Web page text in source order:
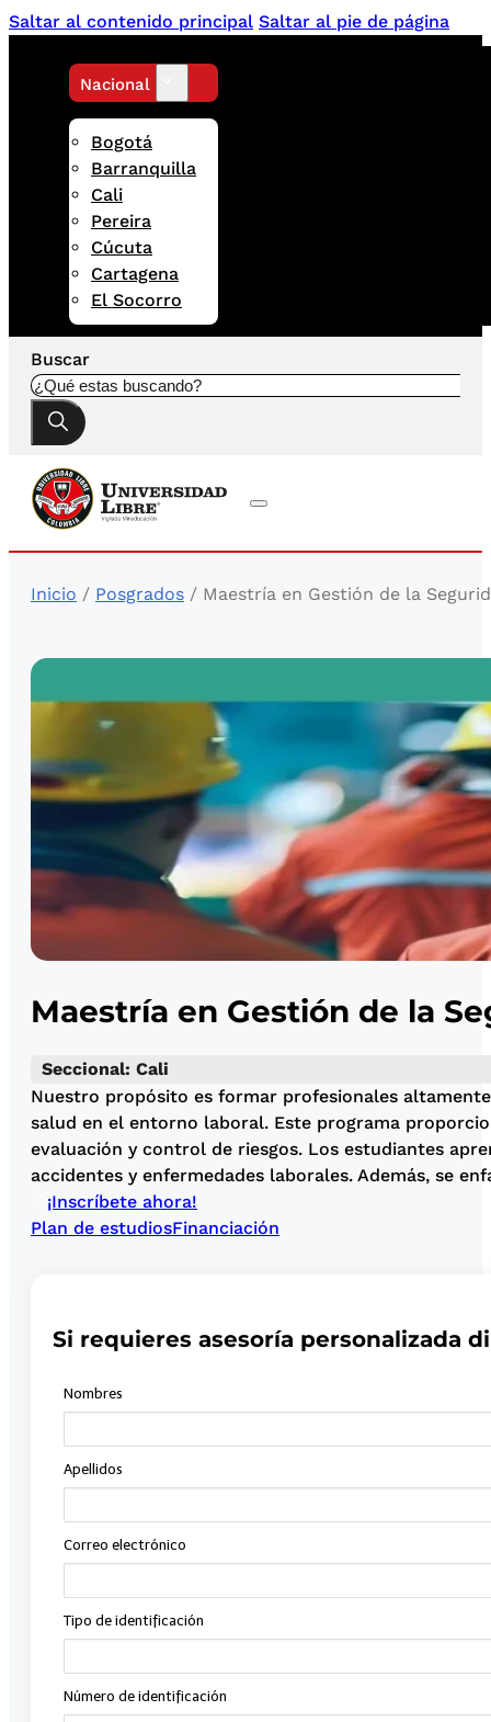
Saltar al contenido principal Saltar al pie de página
Nacional
Bogotá
Barranquilla
Cali
Pereira
Cúcuta
Cartagena
El Socorro
Buscar
Inicio / Posgrados / Maestría en Gestión de la
Maestría en Gestión de la
Seccional: Cali
Nuestro propósito es formar profesionales
salud en el entorno laboral. Este programa
evaluación y control de riesgos. Los estudiantes
accidentes y enfermedades laborales. Además, se
¡Inscríbete ahora!
Plan de estudiosFinanciación
Si requieres asesoría personalizada